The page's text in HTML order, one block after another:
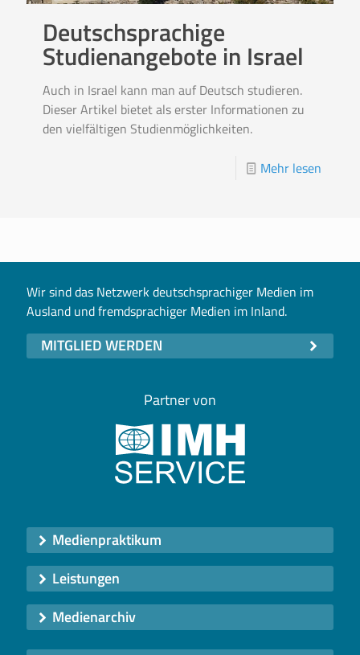
Deutschsprachige
Studienangebote in Israel
Auch in Israel kann man auf Deutsch studieren.
Dieser Artikel bietet als erster Informationen zu
den vielfältigen Studienmöglichkeiten.
Mehr lesen
Wir sind das Netzwerk deutschsprachiger Medien im
Ausland und fremdsprachiger Medien im Inland.
MITGLIED WERDEN
Partner von
Medienpraktikum
Leistungen
Medienarchiv